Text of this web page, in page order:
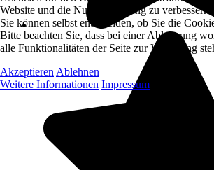
Website und die Nutzererfahrung zu
Sie können selbst entscheiden, ob Sie die
Bitte beachten Sie, dass bei einer Ablehnung
alle Funktionalitäten der Seite zur Verfügung
Akzeptieren Ablehnen
Weitere Informationen Impressum